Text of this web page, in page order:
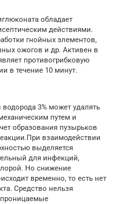
обладает
действиями.
гнойных элементов,
ожогов и др. Активен в
противогрибковую
в течение 10 минут.
3% может удалять
путем и
образования пузырьков
взаимодействии
выделяется
для инфекций,
Но снижение
временно, то есть нет
Средство нельзя